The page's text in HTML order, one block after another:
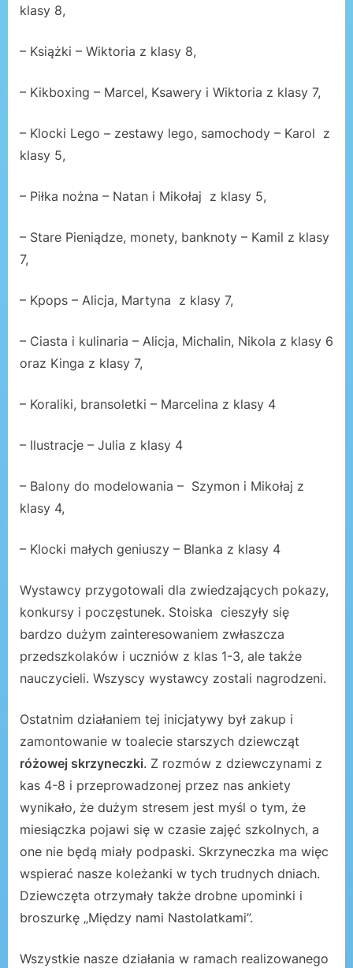
klasy 8,
– Książki – Wiktoria z klasy 8,
– Kikboxing – Marcel, Ksawery i Wiktoria z klasy 7,
– Klocki Lego – zestawy lego, samochody – Karol z
klasy 5,
– Piłka nożna – Natan i Mikołaj z klasy 5,
– Stare Pieniądze, monety, banknoty – Kamil z klasy
7,
– Kpops – Alicja, Martyna z klasy 7,
– Ciasta i kulinaria – Alicja, Michalin, Nikola z klasy 6
oraz Kinga z klasy 7,
– Koraliki, bransoletki – Marcelina z klasy 4
– Ilustracje – Julia z klasy 4
– Balony do modelowania – Szymon i Mikołaj z
klasy 4,
– Klocki małych geniuszy – Blanka z klasy 4
Wystawcy przygotowali dla zwiedzających pokazy,
konkursy i poczęstunek. Stoiska cieszyły się
bardzo dużym zainteresowaniem zwłaszcza
przedszkolaków i uczniów z klas 1-3, ale także
nauczycieli. Wszyscy wystawcy zostali nagrodzeni.
Ostatnim działaniem tej inicjatywy był zakup i
zamontowanie w toalecie starszych dziewcząt
różowej skrzyneczki. Z rozmów z dziewczynami z
kas 4-8 i przeprowadzonej przez nas ankiety
wynikało, że dużym stresem jest myśl o tym, że
miesiączka pojawi się w czasie zajęć szkolnych, a
one nie będą miały podpaski. Skrzyneczka ma więc
wspierać nasze koleżanki w tych trudnych dniach.
Dziewczęta otrzymały także drobne upominki i
broszurkę „Między nami Nastolatkami”.
Wszystkie nasze działania w ramach realizowanego